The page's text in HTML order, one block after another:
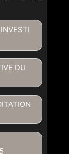
DU
5